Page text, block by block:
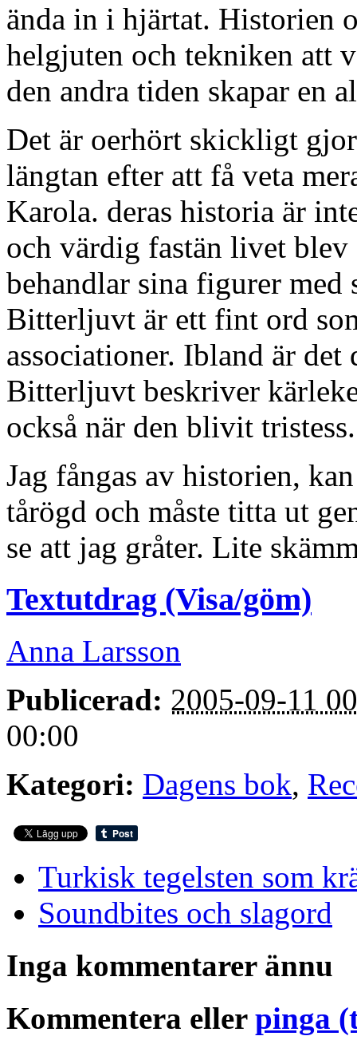
ända in i hjärtat. Historien
helgjuten och tekniken att
den andra tiden skapar en
Det är oerhört skickligt
längtan efter att få veta
Karola. deras historia är
och värdig fastän livet
behandlar sina figurer med
Bitterljuvt är ett fint ord
associationer. Ibland är det
Bitterljuvt beskriver
också när den blivit tristess.
Jag fångas av historien,
tårögd och måste titta ut
se att jag gråter. Lite
Textutdrag (Visa/göm)
Anna Larsson
Publicerad: 2005-09-11
00:00
Kategori: Dagens bok,
Turkisk tegelsten som
Soundbites och slagord
Inga kommentarer ännu
Kommentera eller pinga